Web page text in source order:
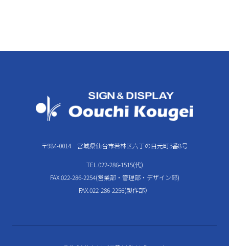
〒984-0014 宮城県仙台市若林区六丁の目元町3番8号
TEL.022-286-1515(代)
FAX.022-286-2254(営業部・管理部・デザイン部)
FAX.022-286-2256(製作部）